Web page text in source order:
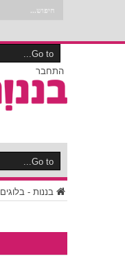
התחבר
בננות - בלוגים